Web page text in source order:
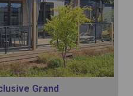
Grand